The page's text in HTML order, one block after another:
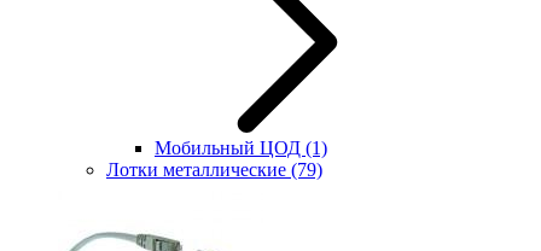
Мобильный ЦОД (1)
Лотки металлические (79)